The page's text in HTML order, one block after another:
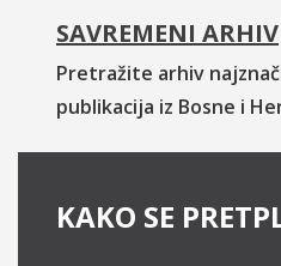
SAVREMENI ARHIV
Pretražite arhiv
publikacija iz Bosne i
KAKO SE